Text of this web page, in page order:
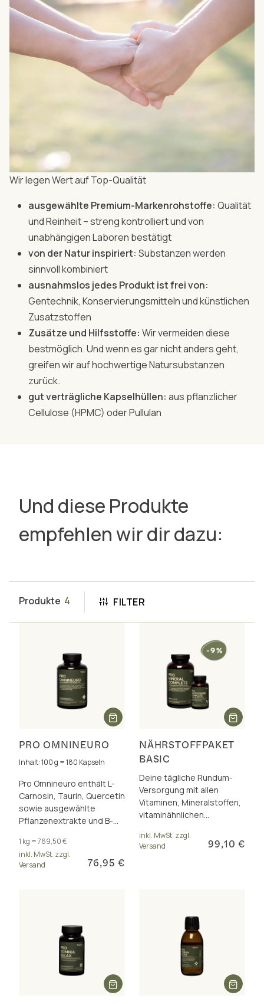
Wir legen Wert auf Top-Qualität
ausgewählte Premium-Markenrohstoffe: Qualität
und Reinheit – streng kontrolliert und von
unabhängigen Laboren bestätigt
von der Natur inspiriert: Substanzen werden
sinnvoll kombiniert
ausnahmslos jedes Produkt ist frei von:
Gentechnik, Konservierungsmitteln und künstlichen
Zusatzstoffen
Zusätze und Hilfsstoffe: Wir vermeiden diese
bestmöglich. Und wenn es gar nicht anders geht,
greifen wir auf hochwertige Natursubstanzen
zurück.
gut verträgliche Kapselhüllen: aus pflanzlicher
Cellulose (HPMC) oder Pullulan
Und diese Produkte
empfehlen wir dir dazu:
Produkte 4 FILTER
PRO OMNINEURO
Inhalt: 100 g = 180 Kapseln
Pro Omnineuro enthält L-
Carnosin, Taurin, Quercetin
sowie ausgewählte
Pflanzenextrakte und B-
und eine stabile Psyche.
1 kg = 769,50 €
inkl. MwSt. zzgl.
Versand
76,95 €
NÄHRSTOFFPAKET
BASIC
Deine tägliche Rundum-
Versorgung mit allen
Vitaminen, Mineralstoffen,
vitaminähnlichen
Pflanzennährstoffen
inkl. MwSt. zzgl.
Versand
99,10 €